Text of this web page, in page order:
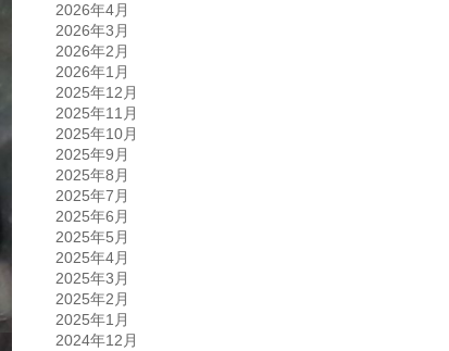
2026年4月
2026年3月
2026年2月
2026年1月
2025年12月
2025年11月
2025年10月
2025年9月
2025年8月
2025年7月
2025年6月
2025年5月
2025年4月
2025年3月
2025年2月
2025年1月
2024年12月